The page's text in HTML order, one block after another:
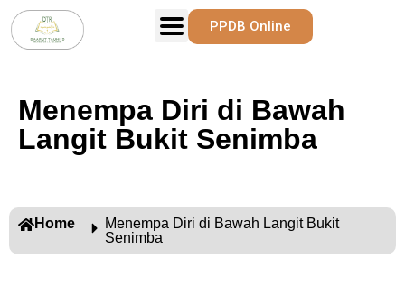
PPDB Online
Menempa Diri di Bawah
Langit Bukit Senimba
Home
Menempa Diri di Bawah Langit Bukit
Senimba